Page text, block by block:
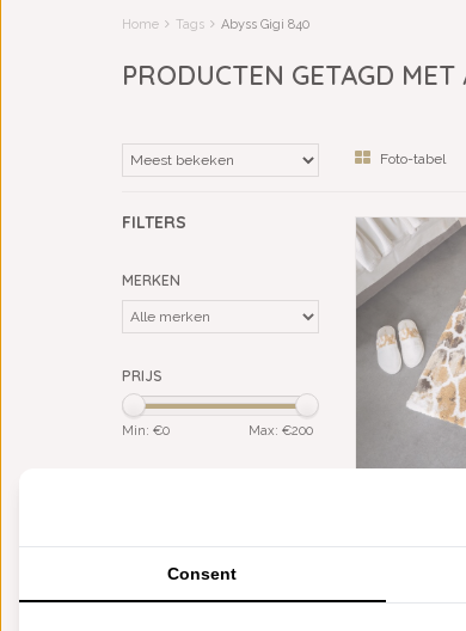
Home Tags Abyss Gigi 840
PRODUCTEN GETAGD MET
Foto-tabel
FILTERS
MERKEN
PRIJS
Min: €0 Max: €200
ivory / offwhite
Consent